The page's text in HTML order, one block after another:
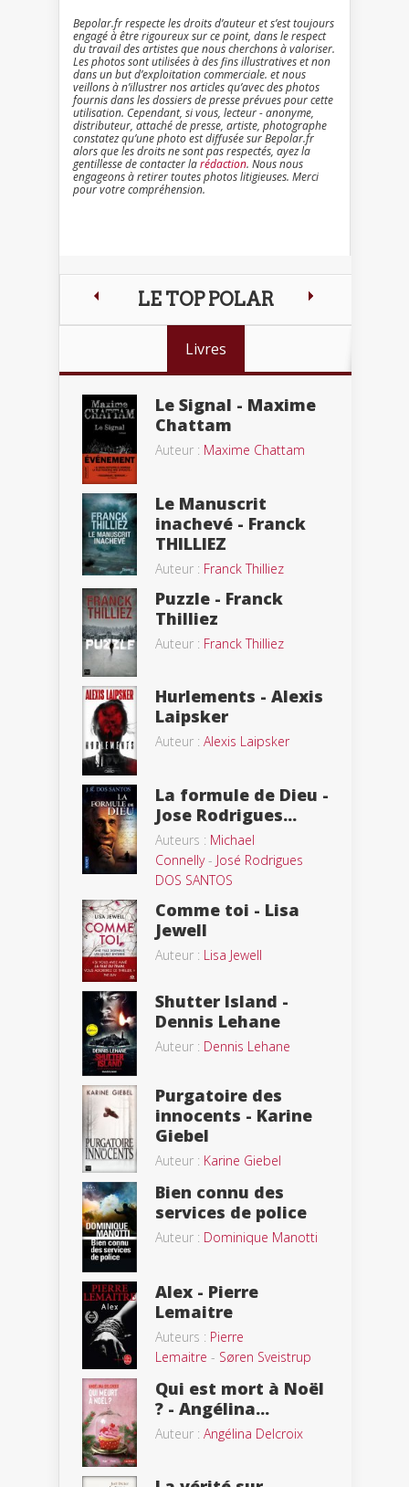
Bepolar.fr respecte les droits d’auteur et s’est toujours
engagé à être rigoureux sur ce point, dans le respect
du travail des artistes que nous cherchons à valoriser.
Les photos sont utilisées à des fins illustratives et non
dans un but d’exploitation commerciale. et nous
veillons à n’illustrer nos articles qu’avec des photos
fournis dans les dossiers de presse prévues pour cette
utilisation. Cependant, si vous, lecteur - anonyme,
distributeur, attaché de presse, artiste, photographe
constatez qu’une photo est diffusée sur Bepolar.fr
alors que les droits ne sont pas respectés, ayez la
gentillesse de contacter larédaction. Nous nous
engageons à retirer toutes photos litigieuses. Merci
pour votre compréhension.
LE TOP POLAR
Livres
Le Signal - Maxime
Chattam
Auteur : Maxime Chattam
Le Manuscrit
inachevé - Franck
THILLIEZ
Auteur : Franck Thilliez
Puzzle - Franck
Thilliez
Auteur : Franck Thilliez
Hurlements - Alexis
Laipsker
Auteur : Alexis Laipsker
La formule de Dieu -
Jose Rodrigues...
Auteurs : Michael
Connelly- José Rodrigues
DOS SANTOS
Comme toi - Lisa
Jewell
Auteur : Lisa Jewell
Shutter Island -
Dennis Lehane
Auteur : Dennis Lehane
Purgatoire des
innocents - Karine
Giebel
Auteur : Karine Giebel
Bien connu des
services de police
Auteur : Dominique Manotti
Alex - Pierre
Lemaitre
Auteurs : Pierre
Lemaitre - Søren Sveistrup
Qui est mort à Noël
? - Angélina...
Auteur : Angélina Delcroix